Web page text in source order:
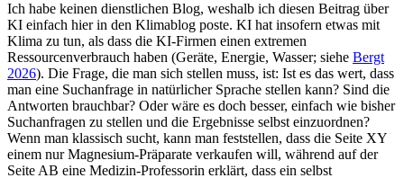
Ich habe keinen dienstlichen Blog, weshalb ich diesen Beitrag über
KI einfach hier in den Klimablog poste. KI hat insofern etwas mit
Klima zu tun, als dass die KI-Firmen einen extremen
Ressourcenverbrauch haben (Geräte, Energie, Wasser; siehe Bergt
2026). Die Frage, die man sich stellen muss, ist: Ist es das wert, dass
man eine Suchanfrage in natürlicher Sprache stellen kann? Sind die
Antworten brauchbar? Oder wäre es doch besser, einfach wie bisher
Suchanfragen zu stellen und die Ergebnisse selbst einzuordnen?
Wenn man klassisch sucht, kann man feststellen, dass die Seite XY
einem nur Magnesium-Präparate verkaufen will, während auf der
Seite AB eine Medizin-Professorin erklärt, dass ein selbst